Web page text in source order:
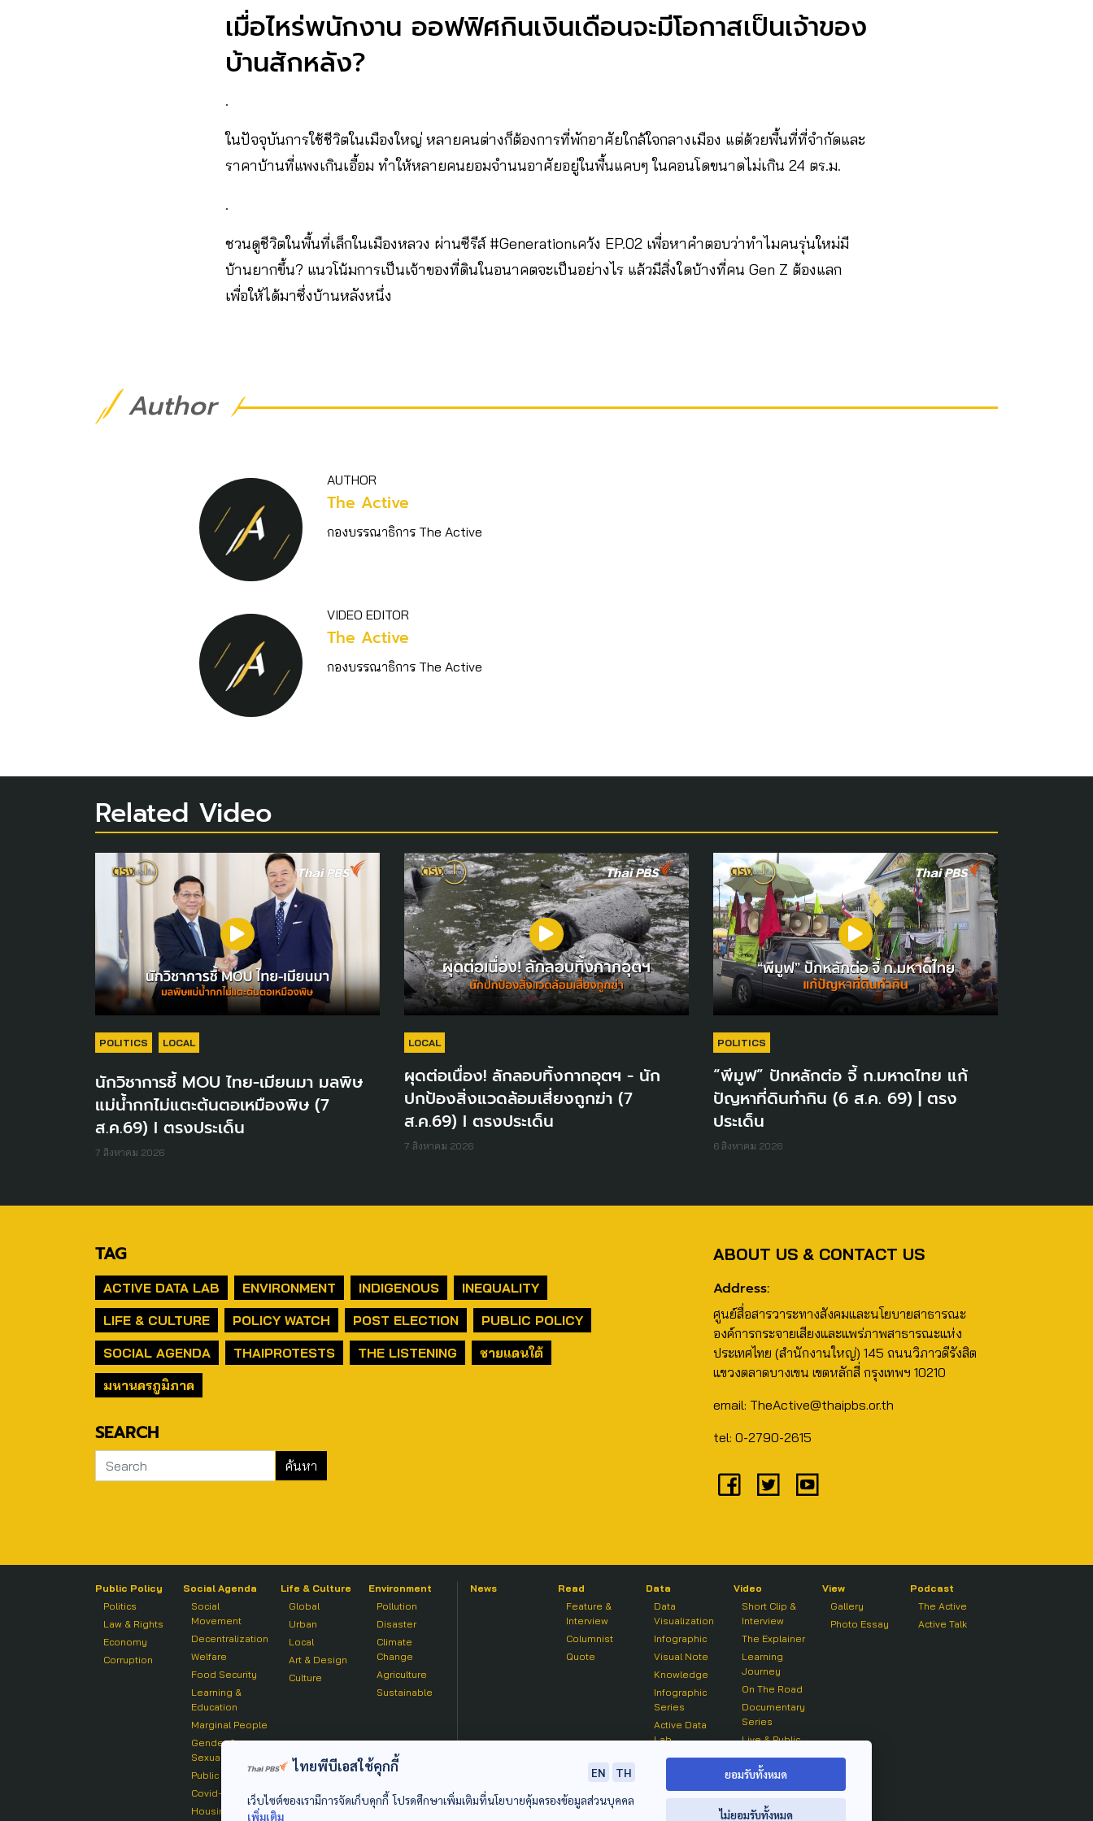
เมื่อไหร่พนักงาน ออฟฟิศกินเงินเดือนจะมีโอกาสเป็นเจ้าของ
บ้านสักหลัง?
.
ในปัจจุบันการใช้ชีวิตในเมืองใหญ่ หลายคนต่างก็ต้องการที่พักอาศัยใกล้ใจกลางเมือง แต่ด้วยพื้นที่ที่จำกัดและ
ราคาบ้านที่แพงเกินเอื้อม ทำให้หลายคนยอมจำนนอาศัยอยู่ในพื้นแคบๆ ในคอนโดขนาดไม่เกิน 24 ตร.ม.
.
ชวนดูชีวิตในพื้นที่เล็กในเมืองหลวง ผ่านซีรีส์ #Generationเคว้ง EP.02 เพื่อหาคำตอบว่าทำไมคนรุ่นใหม่มี
บ้านยากขึ้น? แนวโน้มการเป็นเจ้าของที่ดินในอนาคตจะเป็นอย่างไร แล้วมีสิ่งใดบ้างที่คน Gen Z ต้องแลก
เพื่อให้ได้มาซึ่งบ้านหลังหนึ่ง
Author
AUTHOR
The Active
กองบรรณาธิการ The Active
VIDEO EDITOR
The Active
กองบรรณาธิการ The Active
Related Video
POLITICS LOCAL
นักวิชาการชี้ MOU ไทย-เมียนมา มลพิษ
แม่น้ำกกไม่แตะต้นตอเหมืองพิษ (7
ส.ค.69) I ตรงประเด็น
7 สิงหาคม 2026
LOCAL
ผุดต่อเนื่อง! ลักลอบทิ้งกากอุตฯ - นัก
ปกป้องสิ่งแวดล้อมเสี่ยงถูกฆ่า (7
ส.ค.69) I ตรงประเด็น
7 สิงหาคม 2026
POLITICS
“พีมูฟ” ปักหลักต่อ จี้ ก.มหาดไทย แก้
ปัญหาที่ดินทำกิน (6 ส.ค. 69) | ตรง
ประเด็น
6 สิงหาคม 2026
TAG
ACTIVE DATA LAB ENVIRONMENT INDIGENOUS
INEQUALITY
LIFE & CULTURE
POLICY WATCH POST ELECTION
PUBLIC POLICY
SOCIAL AGENDA
THAIPROTESTS THE LISTENING
ชายแดนใต้
มหานครภูมิภาค
SEARCH
ABOUT US & CONTACT US
Address:
ศูนย์สื่อสารวาระทางสังคมและนโยบายสาธารณะ
องค์การกระจายเสียงและแพร่ภาพสาธารณะแห่ง
ประเทศไทย (สำนักงานใหญ่) 145 ถนนวิภาวดีรังสิต
แขวงตลาดบางเขน เขตหลักสี่ กรุงเทพฯ 10210
email: TheActive@thaipbs.or.th
tel: 0-2790-2615
Public Policy
Politics
Law & Rights
Economy
Corruption
Social Agenda
Social
Movement
Decentralization
Welfare
Food Security
Learning &
Education
Marginal People
Gender &
Sexuality
Public Health
Covid-19
Housing
Life & Culture
Global
Urban
Local
Art & Design
Culture
Environment
Pollution
Disaster
Climate
Change
Agriculture
Sustainable
News
Read
Feature &
Interview
Columnist
Quote
Data
Data
Visualization
Infographic
Visual Note
Knowledge
Infographic
Series
Active Data
Lab
Video
Short Clip &
Interview
The Explainer
Learning
Journey
On The Road
Documentary
Series
Live & Public
On air Clip
View
Gallery
Photo Essay
Podcast
The Active
Active Talk
ไทยพีบีเอสใช้คุกกี้ EN
TH
เว็บไซต์ของเรามีการจัดเก็บคุกกี้ โปรดศึกษาเพิ่มเติมที่นโยบายคุ้มครองข้อมูลส่วนบุคคล
เพิ่มเติม
ยอมรับทั้งหมด
ไม่ยอมรับทั้งหมด